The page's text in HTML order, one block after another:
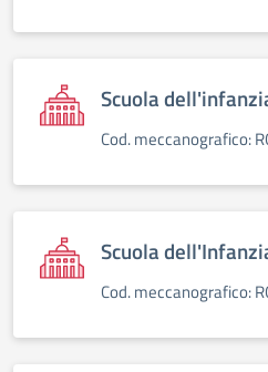
Scuola
Cod. meccanografico:
Scuola
Cod. meccanografico: